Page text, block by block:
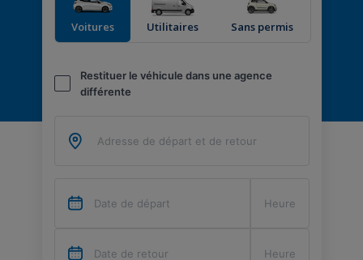
Voitures Utilitaires Sans permis
Restituer le véhicule dans une agence
différente